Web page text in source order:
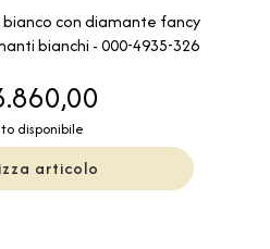
con diamante fancy
bianchi - 000-4935-326
disponibile
articolo